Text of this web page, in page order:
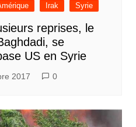
Irak Syrie
reprises, le
se
US en Syrie
2017 0